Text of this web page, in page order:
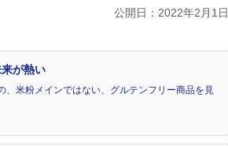
公開日：2022年2月1日
が熱い
米粉メインではない、グルテンフリー商品を見